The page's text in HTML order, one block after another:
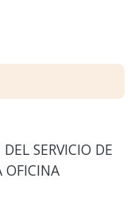
SERVICIO DE
OFICINA